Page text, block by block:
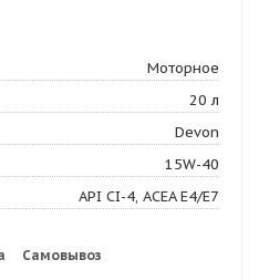
Моторное
20 л
Devon
15W-40
API CI-4, ACEA E4/E7
Самовывоз